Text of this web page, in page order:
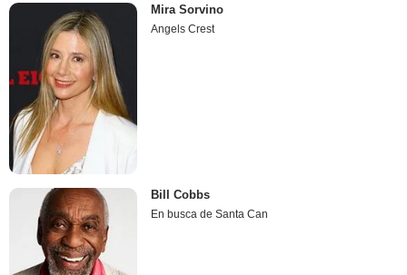
Mira Sorvino
Angels Crest
Bill Cobbs
En busca de Santa Can